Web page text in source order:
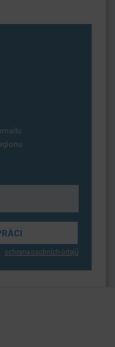
ochrana osobních údajů